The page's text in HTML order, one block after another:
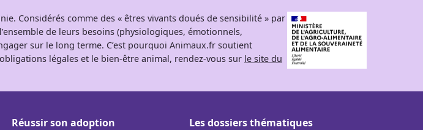
Considérés comme des « êtres vivants doués de sensibilité » par
de leurs besoins (physiologiques, émotionnels,
sur le long terme. C’est pourquoi Animaux.fr soutient
légales et le bien-être animal, rendez-vous sur le site du
Réussir son adoption
Les dossiers thématiques